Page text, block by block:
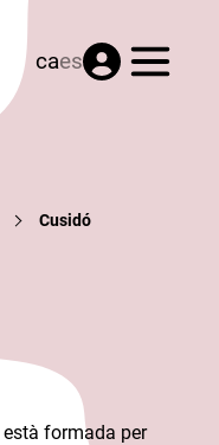
caes Menú
Cusidó
està formada per